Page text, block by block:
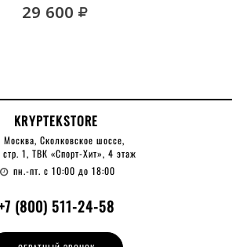
29 600
KRYPTEKSTORE
Москва, Сколковское шоссе,
1, ТВК «Спорт-Хит», 4 этаж
пн.-пт. с 10:00 до 18:00
(800) 511-24-58